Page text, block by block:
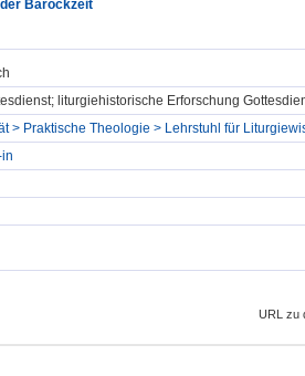
Barockzeit
liturgiehistorische Erforschung
> Praktische Theologie > Lehrstuhl für
URL zu